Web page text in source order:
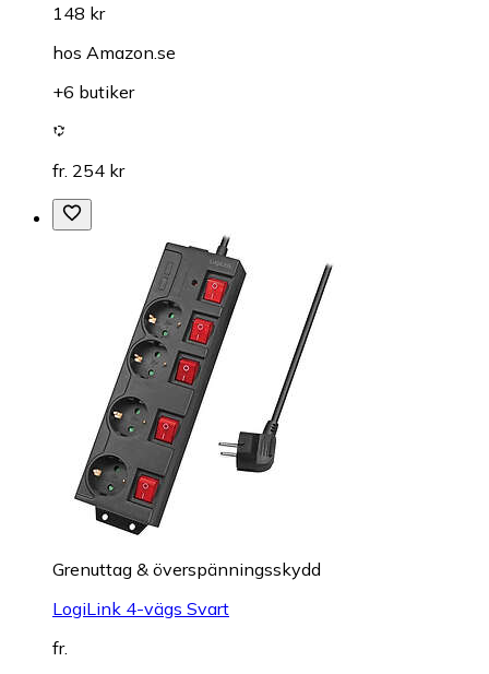
148 kr
hos Amazon.se
+6 butiker
fr. 254 kr
Grenuttag & överspänningsskydd
LogiLink 4-vägs Svart
fr.